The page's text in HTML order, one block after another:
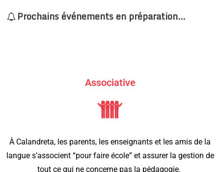
Prochains événements en préparation...
Associative
À Calandreta, les parents, les enseignants et les amis de la
langue s’associent “pour faire école” et assurerla gestion de
tout ce qui ne concerne pas la pédagogie.